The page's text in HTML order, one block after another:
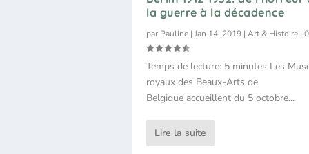
la guerre à la décadence
par Pauline | Jan 14, 2019 | Art & Histoire | 0
Temps de lecture: 5 minutes Les
royaux des Beaux-Arts de
Belgique accueillent du 5 octobre...
Lire la suite